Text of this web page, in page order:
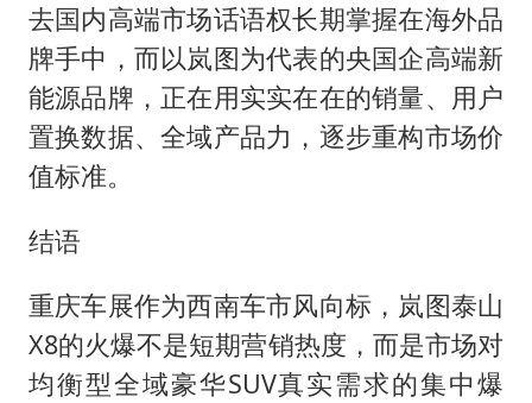
去国内高端市场话语权长期掌握在海外品
牌手中，而以岚图为代表的央国企高端新
能源品牌，正在用实实在在的销量、用户
置换数据、全域产品力，逐步重构市场价
值标准。
结语
重庆车展作为西南车市风向标，岚图泰山
X8的火爆不是短期营销热度，而是市场对
均衡型全域豪华SUV真实需求的集中爆